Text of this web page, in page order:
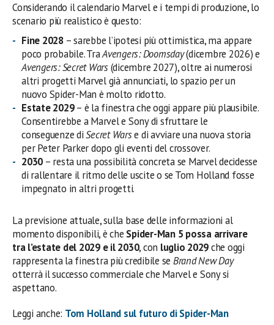
Considerando il calendario Marvel e i tempi di produzione, lo
scenario più realistico è questo:
Fine 2028– sarebbe l’ipotesi più ottimistica, ma appare
poco probabile. TraAvengers: Doomsday(dicembre 2026) e
Avengers: Secret Wars(dicembre 2027), oltre ai numerosi
altri progetti Marvel già annunciati, lo spazio per un
nuovo Spider-Man è molto ridotto.
Estate 2029– è la finestra che oggi appare più plausibile.
Consentirebbe a Marvel e Sony di sfruttare le
conseguenze diSecret Warse di avviare una nuova storia
per Peter Parker dopo gli eventi del crossover.
2030 – resta una possibilità concreta se Marvel decidesse
di rallentare il ritmo delle uscite o se Tom Holland fosse
impegnato in altri progetti.
La previsione attuale, sulla base delle informazioni al
momento disponibili, è che Spider-Man 5 possa arrivare
tra l’estate del 2029 e il 2030, con luglio 2029che oggi
rappresenta la finestra più credibile se Brand New Day
otterrà il successo commerciale che Marvel e Sony si
aspettano.
Leggi anche: Tom Holland sul futuro di Spider-Man